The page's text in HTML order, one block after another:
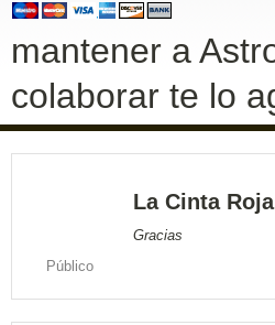
mantener a
colaborar te lo
Público
La Cinta
Gracias